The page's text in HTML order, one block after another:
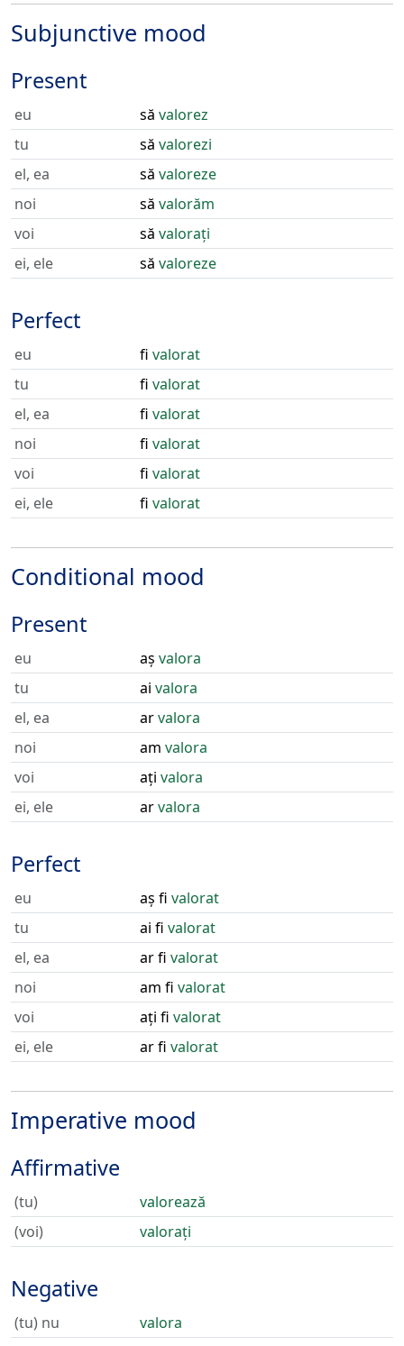
Subjunctive mood
Present
eu să valorez
tu
să valorezi
el, ea
să valoreze
noi
să valorăm
voi
să valorați
ei, ele
să valoreze
Perfect
eu fi valorat
tu
fi valorat
el, ea
fi valorat
noi
fi valorat
voi
fi valorat
ei, ele
fi valorat
Conditional mood
Present
eu aș valora
tu
ai valora
el, ea
arvalora
noi
am valora
voi
ați valora
ei, ele
arvalora
Perfect
eu aș fi valorat
tu
ai fi valorat
el, ea
ar fi valorat
noi
am fi valorat
voi
ați fi valorat
ei, ele
ar fi valorat
Imperative mood
Affirmative
(tu)
valorează
(voi)
valorați
Negative
(tu) nu
valora